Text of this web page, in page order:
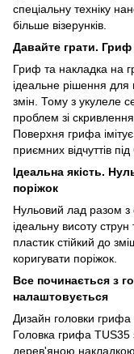
спеціальну техніку
більше візерунків.
Давайте грати. Гриф
Гриф та накладка на
ідеальне рішення для
змін. Тому з укулеле
проблем зі
Поверхня грифа
приємних відчуттів під
Ідеальна якість.
поріжок
Нульовий лад разом
ідеальну висоту
пластик стійкий до
коригувати поріжок.
Все починається з
налаштовується
Дизайн головки
Головка грифа TUS35
дерев'яною накладкою